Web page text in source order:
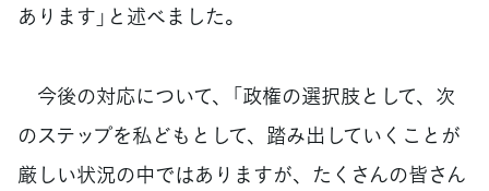
あります」と述べました。
今後の対応について、「政権の選択肢として、次
のステップを私どもとして、踏み出していくことが
厳しい状況の中ではありますが、たくさんの皆さん